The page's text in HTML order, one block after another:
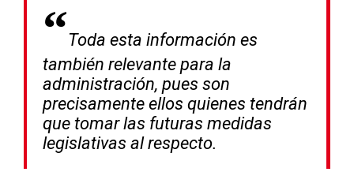
Toda esta información es
también relevante para la
administración, pues son
precisamente ellos quienes tendrán
que tomar las futuras medidas
legislativas al respecto.